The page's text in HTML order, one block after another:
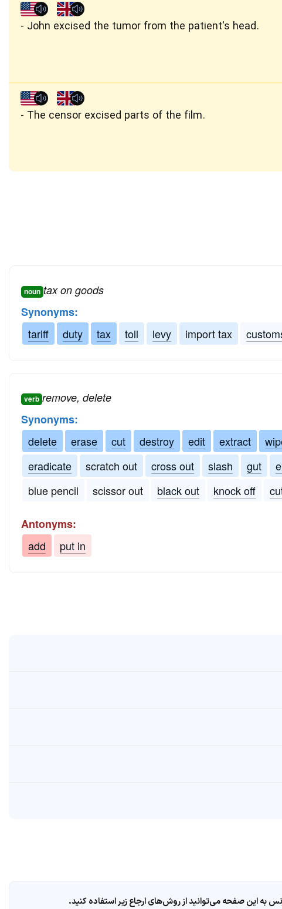
John excised the tumor from the patient's head.
The censor excised parts of the film.
noun tax on goods
Synonyms:
tariff
duty tax toll levy import tax
verb remove, delete
Synonyms:
delete
erase cut destroy edit extract
eradicate
scratch out cross out slash gut
blue pencil
scissor out black out knock off
Antonyms:
add
put in
به این صفحه می‌توانید از روش‌های ارجاع زیر استفاده کنید.